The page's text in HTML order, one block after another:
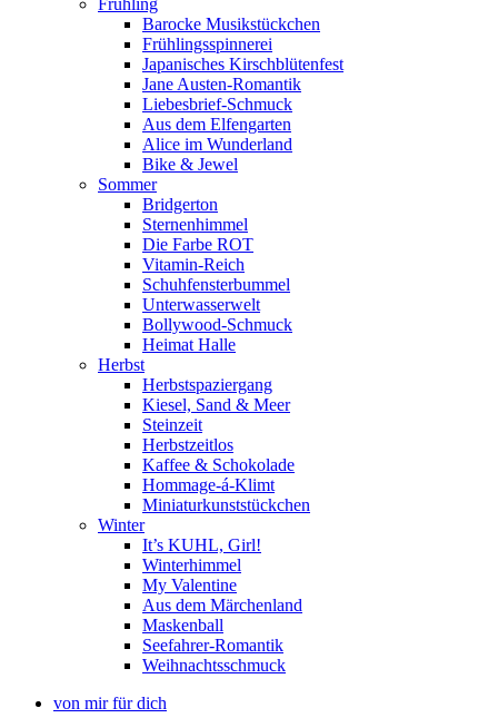
Frühling
Barocke Musikstückchen
Frühlingsspinnerei
Japanisches Kirschblütenfest
Jane Austen-Romantik
Liebesbrief-Schmuck
Aus dem Elfengarten
Alice im Wunderland
Bike & Jewel
Sommer
Bridgerton
Sternenhimmel
Die Farbe ROT
Vitamin-Reich
Schuhfensterbummel
Unterwasserwelt
Bollywood-Schmuck
Heimat Halle
Herbst
Herbstspaziergang
Kiesel, Sand & Meer
Steinzeit
Herbstzeitlos
Kaffee & Schokolade
Hommage-á-Klimt
Miniaturkunststückchen
Winter
It’s KUHL, Girl!
Winterhimmel
My Valentine
Aus dem Märchenland
Maskenball
Seefahrer-Romantik
Weihnachtsschmuck
von mir für dich